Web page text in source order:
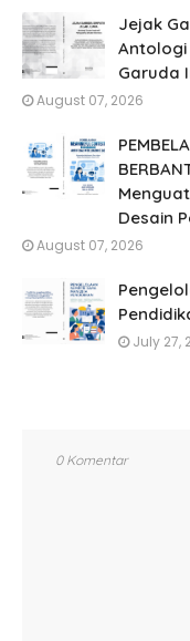
Jejak
Antologi
Garuda
August 07, 2026
Desain
August 07, 2026
July 27,
0 Komentar